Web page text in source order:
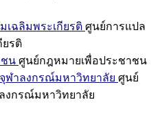
เฉลิมพระเกียรติ ศูนย์การแปล
ยรติ
ชน ศูนย์กฎหมายเพื่อประชาชน
ฬาลงกรณ์มหาวิทยาลัย ศูนย์
งกรณ์มหาวิทยาลัย